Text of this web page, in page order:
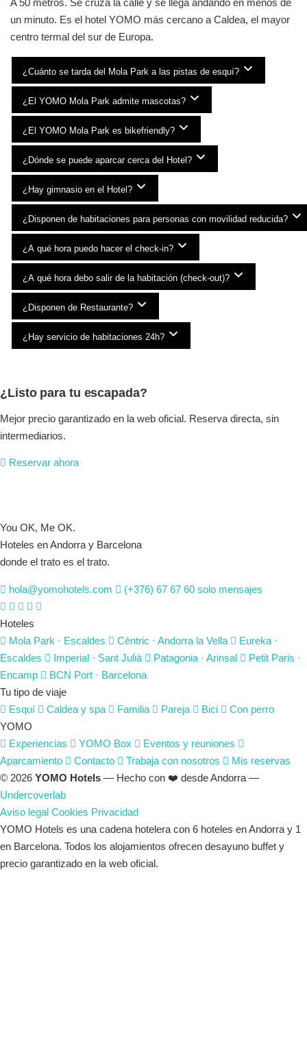
A 50 metros. Se cruza la calle y se llega andando en menos de
un minuto. Es el hotel YOMO más cercano a Caldea, el mayor
centro termal del sur de Europa.
¿Cuánto se tarda del Mola Park a las pistas de esquí?
¿El YOMO Mola Park admite mascotas?
¿El YOMO Mola Park es bikefriendly?
¿Dónde se puede aparcar cerca del Hotel?
¿Hay gimnasio en el Hotel?
¿Disponen de habitaciones para personas con movilidad reducida?
¿A qué hora puedo hacer el check-in?
¿A qué hora debo salir de la habitación (check-out)?
¿Disponen de Restaurante?
¿Hay servicio de habitaciones 24h?
¿Listo para tu escapada?
Mejor precio garantizado en la web oficial. Reserva directa, sin
intermediarios.
Reservar ahora
You OK, Me OK.
Hoteles en Andorra y Barcelona
donde el trato es el trato.
hola@yomohotels.com (+376) 67 67 60 solo mensajes
Hoteles
Mola Park · Escaldes Cèntric · Andorra la Vella Eureka ·
Escaldes
Imperial · Sant Julià Patagonia · Arinsal Petit Paris ·
Encamp
BCN Port · Barcelona
Tu tipo de viaje
Esquí
Caldea y spa Familia Pareja Bici
Con perro
YOMO
Experiencias
YOMO Box
Eventos y reuniones
Aparcamiento
Contacto Trabaja con nosotros
Mis reservas
© 2026 YOMO Hotels — Hecho con ❤️ desde Andorra —
Undercoverlab
Aviso legal Cookies Privacidad
YOMO Hotels es una cadena hotelera con 6 hoteles en Andorra y 1
en Barcelona. Todos los alojamientos ofrecen desayuno buffet y
precio garantizado en la web oficial.